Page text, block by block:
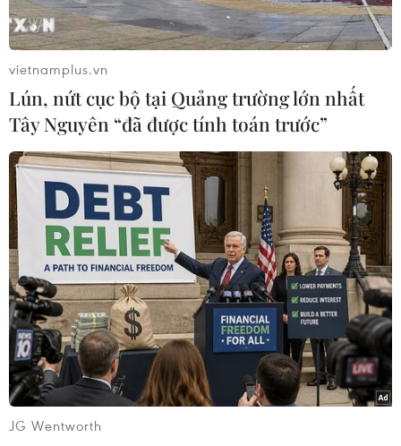
Đã xác định phương tiện
khiến hàng loạt ôtô thủng
lốp trên cao tốc Bắc-Nam
07/08/2026 10:03
Xe khách lao xuống hố sâu
bên đường, 18 hành khách
thoát nạn
07/08/2026 08:39
Dự án đường sắt nhẹ Phú
Quốc sẽ vận hành chạy thử
Bộ Xây dựng yêu cầu đầu tư
hệ thống trạm sạc điện
vietnamplus.vn
Lún, nứt cục bộ tại Quảng trường lớn nhất
Tây Nguyên “đã được tính toán trước”
JG Wentworth